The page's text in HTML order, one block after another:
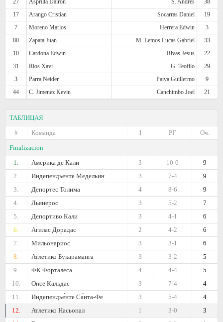
17
Arango Cristian Socarras Daniel
19
7
Moreno Marlos Herrera Edwin
3
80
Zapata Juan M. Lemos Lucas Gabriel
33
10
Cardona Edwin Rivas Jesus
22
31
Rios Xavi G. Teofilo
29
3
Parra Neider Paiva Guillermo
9
44
C. Jimenez Kevin Canchimbo Joel 21
ТАБЛИЦАЯ
#
Команда Оч.
РГ
I
Finalizacion
1.
Америка де Кали 9
10-0
3
2.
Индепендьенте Медельин 9
7-4
3
3.
Депортес Толима 9
8-6
4
4.
Льянерос 7
5-2
3
5.
Депортиво Кали 6
4-1
3
6.
Агилас Дорадас 6
4-2
2
7.
Мильонариос 6
3-1
3
8.
Атлетико Букараманга 5
3-2
3
9.
ФК Форталеса 5
4-4
4
10.
Онсе Кальдас 4
7-4
3
11.
Индепендье́нте Са́нта-Фе 4
5-4
3
12.
Атлетико Насьонал 3
3-0
1